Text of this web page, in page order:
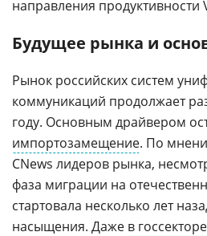
направления продуктивности
Будущее рынка и
Рынок российских систем
коммуникаций продолжает
году. Основным драйвером
импортозамещение. По
CNews лидеров рынка,
фаза миграции на
стартовала несколько лет
насыщения. Даже в госсекторе